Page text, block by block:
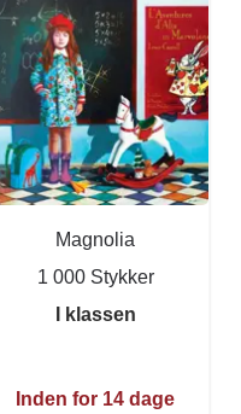
Magnolia
1 000 Stykker
I klassen
Inden for 14 dage